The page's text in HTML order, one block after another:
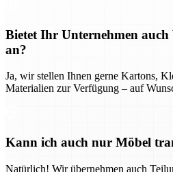
Bietet Ihr Unternehmen
an?
Ja, wir stellen Ihnen gerne Kartons,
Materialien zur Verfügung – auf
Kann ich auch nur Möbel
Natürlich! Wir übernehmen auch